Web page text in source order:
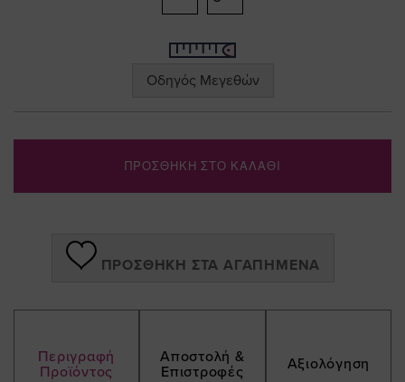
Οδηγός Μεγεθών
ΠΡΟΣΘΗΚΗ ΣΤΟ ΚΑΛΑΘΙ
ΠΡΟΣΘΉΚΗ ΣΤΑ ΑΓΑΠΗΜΈΝΑ
Περιγραφή
Προϊόντος
Αποστολή &
Επιστροφές
Αξιολόγηση